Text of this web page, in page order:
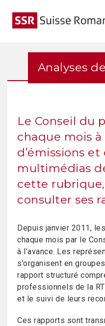
Analyses
Le Conseil du
chaque mois à
d’émissions
multimédias
cette
consulter ses
Depuis janvier 2011,
chaque mois par le
à l’avance. Les
s’organisent en
rapport structuré
professionnels de la
et le suivi de leurs
Ces rapports sont